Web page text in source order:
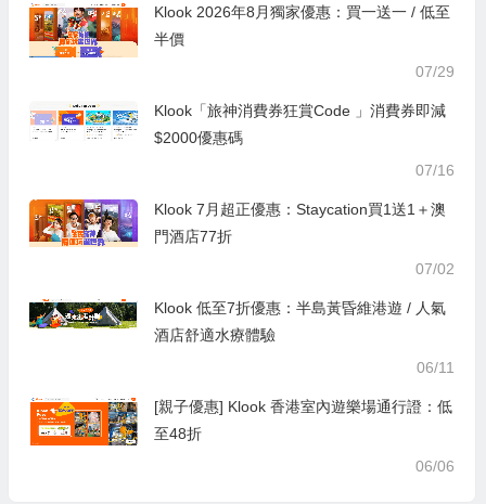
Klook 2026年8月獨家優惠：買一送一 / 低至
半價
07/29
Klook「旅神消費券狂賞Code 」消費券即減
$2000優惠碼
07/16
Klook 7月超正優惠：Staycation買1送1＋澳
門酒店77折
07/02
Klook 低至7折優惠：半島黃昏維港遊 / 人氣
酒店舒適水療體驗
06/11
[親子優惠] Klook 香港室內遊樂場通行證：低
至48折
06/06